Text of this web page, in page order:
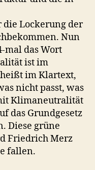
die Lockerung der
Nun
mal das Wort
ist im
im Klartext,
nicht passt, was
Klimaneutralität
das Grundgesetz
Diese grüne
Friedrich Merz
fallen.